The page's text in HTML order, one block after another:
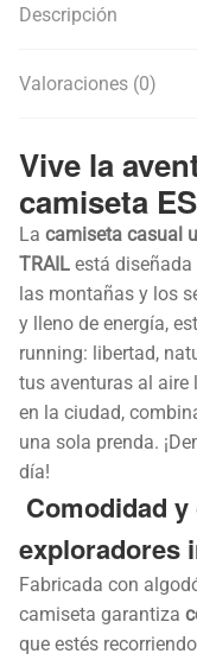
Descripción
Valoraciones (0)
Vive la
camiseta
La camiseta casual
TRAIL está
las montañas y los
y lleno de energía,
running: libertad,
tus aventuras al aire
en la ciudad,
una sola prenda.
día!
Comodidad
exploradores
Fabricada con
camiseta garantiza
que estés